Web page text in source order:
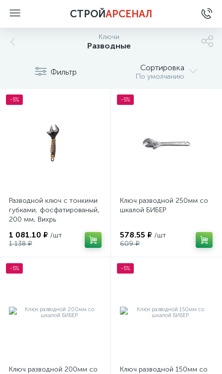
СТРОЙАРСЕНАЛ
Ключи
Разводные
Фильтр Сортировка
По умолчанию
-5%
Разводной ключ с тонкими
губками, фосфатированый,
200 мм, Вихрь
1 081.10 ₽ /шт
1 138 ₽
-5%
Ключ разводной 250мм со
шкалой БИБЕР
578.55 ₽ /шт
609 ₽
-5%
Ключ разводной 200мм со
-5%
Ключ разводной 150мм со